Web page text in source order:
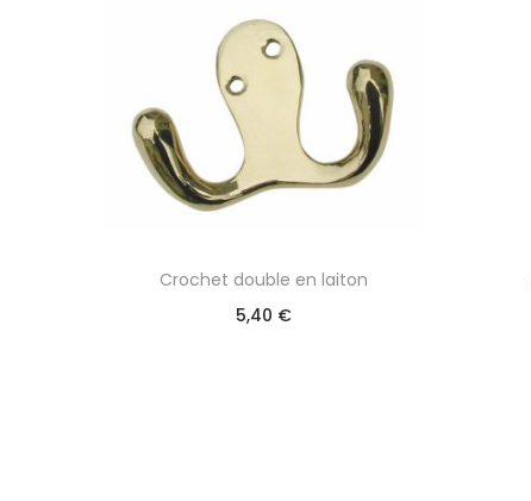
Crochet double en laiton
5,40 €